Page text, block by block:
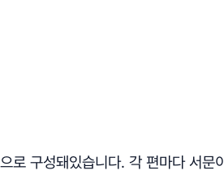
구성돼있습니다. 각 편마다 서문이